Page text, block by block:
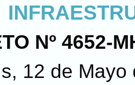
Nº 4652-
12 de Mayo